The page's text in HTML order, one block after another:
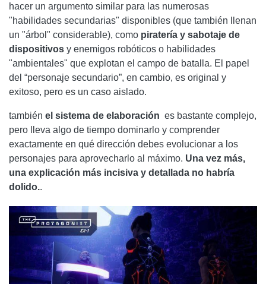
hacer un argumento similar para las numerosas
"habilidades secundarias" disponibles (que también llenan
un "árbol" considerable), como piratería y sabotaje de
dispositivos y enemigos robóticos o habilidades
"ambientales" que explotan el campo de batalla. El papel
del “personaje secundario”, en cambio, es original y
exitoso, pero es un caso aislado.
también el sistema de elaboración es bastante complejo,
pero lleva algo de tiempo dominarlo y comprender
exactamente en qué dirección debes evolucionar a los
personajes para aprovecharlo al máximo. Una vez más,
una explicación más incisiva y detallada no habría
dolido..